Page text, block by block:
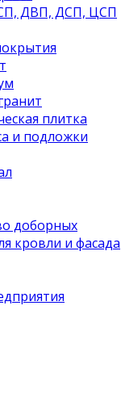
ДВП, ДСП, ЦСП
плитка
и подложки
доборных
кровли и фасада